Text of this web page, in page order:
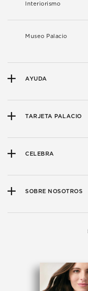
Interiorismo
Museo Palacio
AYUDA
TARJETA PALACIO
CELEBRA
SOBRE NOSOTROS